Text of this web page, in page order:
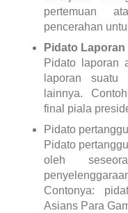
pertemuan
pencerahan
Pidato Laporan
Pidato laporan
laporan suatu
lainnya.
final piala
Pidato
Pidato
oleh
Contonya:
Asians Para